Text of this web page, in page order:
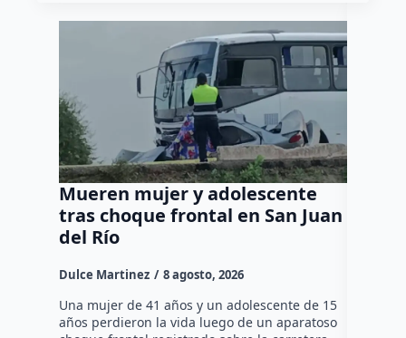
Mueren mujer y adolescente
tras choque frontal en San Juan
del Río
Dulce Martinez 8 agosto, 2026
Una mujer de 41 años y un adolescente de 15
años perdieron la vida luego de un aparatoso